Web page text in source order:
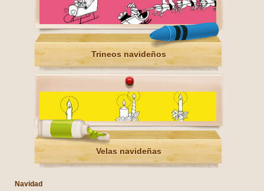
Trineos navideños
Velas navideñas
Navidad